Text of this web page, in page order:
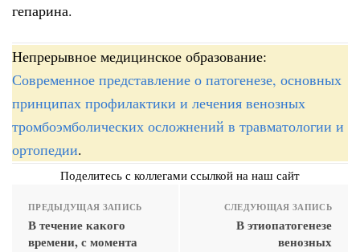
гепарина.
Непрерывное медицинское образование:
Современное представление о патогенезе, основных
принципах профилактики и лечения венозных
тромбоэмболических осложнений в травматологии и
ортопедии.
Поделитесь с коллегами ссылкой на наш сайт
ПРЕДЫДУЩАЯ ЗАПИСЬ
В течение какого
времени, с момента
СЛЕДУЮЩАЯ ЗАПИСЬ
В этиопатогенезе
венозных